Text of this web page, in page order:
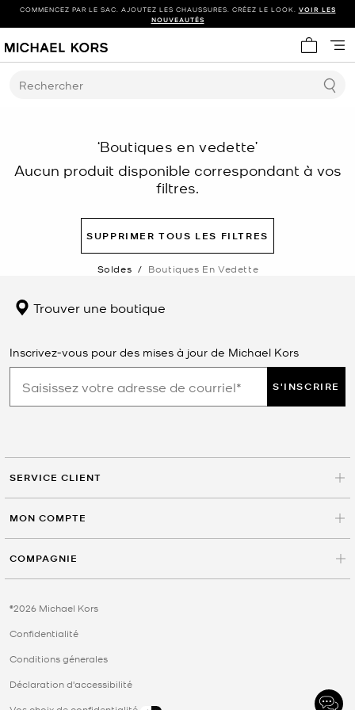
COMMENCEZ PAR LE SAC. AJOUTEZ LES CHAUSSURES. CRÉEZ LE LOOK. VOIR LES
NOUVEAUTÉS
Mon
Rechercher
‘Boutiques en vedette’
Aucun produit disponible correspondant à vos
filtres.
SUPPRIMER TOUS LES FILTRES
Soldes / Boutiques En Vedette
Trouver une boutique
Inscrivez-vous pour des mises à jour de Michael Kors
S'INSCRIRE
SERVICE CLIENT
MON COMPTE
COMPAGNIE
©2026 Michael Kors
Confidentialité
Conditions génerales
Déclaration d'accessibilité